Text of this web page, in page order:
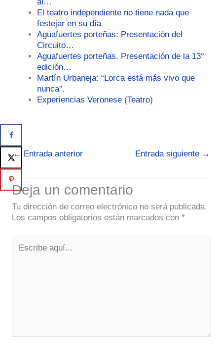
El teatro independiente no tiene nada que
festejar en su día
Aguafuertes porteñas: Presentación del
Circuito…
Aguafuertes porteñas. Presentación de la 13°
edición…
Martín Urbaneja: “Lorca está más vivo que
nunca”.
Experiencias Veronese (Teatro)
← Entrada anterior Entrada siguiente →
Deja un comentario
Tu dirección de correo electrónico no será publicada.
Los campos obligatorios están marcados con *
aquí...